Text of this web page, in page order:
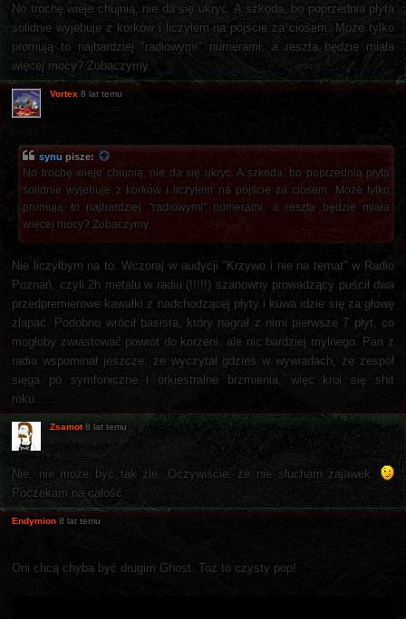
No trochę wieje chujnią, nie da się ukryć. A szkoda, bo poprzednia płyta
solidnie wyjebuje z korków i liczyłem na pójście za ciosem. Może tylko
promują to najbardziej "radiowymi" numerami, a reszta będzie miała
więcej mocy? Zobaczymy.
Vortex 8 lat temu
synu pisze:
No trochę wieje chujnią, nie da się ukryć. A szkoda, bo poprzednia płyta
solidnie wyjebuje z korków i liczyłem na pójście za ciosem. Może tylko
promują to najbardziej "radiowymi" numerami, a reszta będzie miała
więcej mocy? Zobaczymy.
Nie liczyłbym na to. Wczoraj w audycji "Krzywo i nie na temat" w Radio
Poznań, czyli 2h metalu w radiu (!!!!!) szanowny prowadzący puścił dwa
przedpremierowe kawałki z nadchodzącej płyty i kuwa idzie się za głowę
złapać. Podobno wrócił basista, który nagrał z nimi pierwsze 7 płyt, co
mogłoby zwiastować powrót do korzeni, ale nic bardziej mylnego. Pan z
radia wspominał jeszcze, że wyczytał gdzieś w wywiadach, że zespół
sięga po symfoniczne i orkiestralne brzmienia, więc kroi się shit
roku......
Zsamot 8 lat temu
Nie, nie może być tak źle. Oczywiście, że nie słucham zajawek.
Poczekam na całość.
Endymion 8 lat temu
Oni chcą chyba być drugim Ghost. Toż to czysty pop!